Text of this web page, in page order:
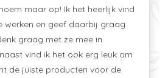
maar op! Ik het heerlijk vind
werken en geef daarbij graag
graag met ze mee in
vind ik het ook erg leuk om
de juiste producten voor de